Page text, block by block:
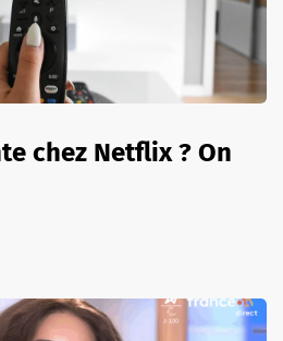
chez Netflix ? On